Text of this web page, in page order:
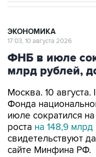
ЭКОНОМИКА
17:03, 10 августа 2026
ФНБ в июле
млрд рублей,
Москва. 10
Фонда
июле сократился
роста на 148,9
свидетельствуют
сайте Минфина РФ.